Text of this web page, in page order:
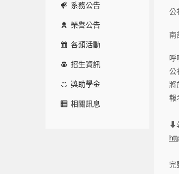
系務公告
榮譽公告
各類活動
招生資訊
獎助學金
相關訊息
公
南
呼
公
將
報
⬇︎
完